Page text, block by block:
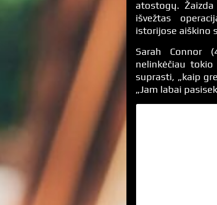
atostogų.
išvežtas
istorijose aiškino
Sarah Connor
nelinkėčiau
suprasti, „kaip
„Jam labai